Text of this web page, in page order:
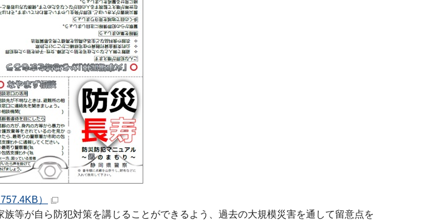
）
等が自ら防犯対策を講じることができるよう、過去の大規模災害を通して留意点を